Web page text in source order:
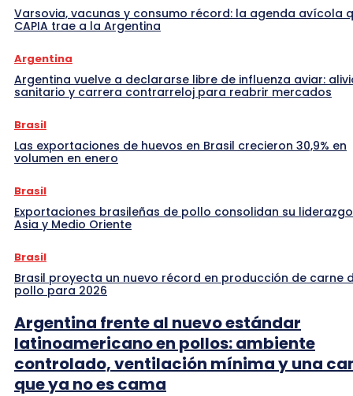
Varsovia, vacunas y consumo récord: la agenda avícola
CAPIA trae a la Argentina
Argentina
Argentina vuelve a declararse libre de influenza aviar:
sanitario y carrera contrarreloj para reabrir mercados
Brasil
Las exportaciones de huevos en Brasil crecieron 30,9% en
volumen en enero
Brasil
Exportaciones brasileñas de pollo consolidan su
Asia y Medio Oriente
Brasil
Brasil proyecta un nuevo récord en producción de carne
pollo para 2026
Argentina frente al nuevo estándar
latinoamericano en pollos: ambiente
controlado, ventilación mínima y una
que ya no es cama